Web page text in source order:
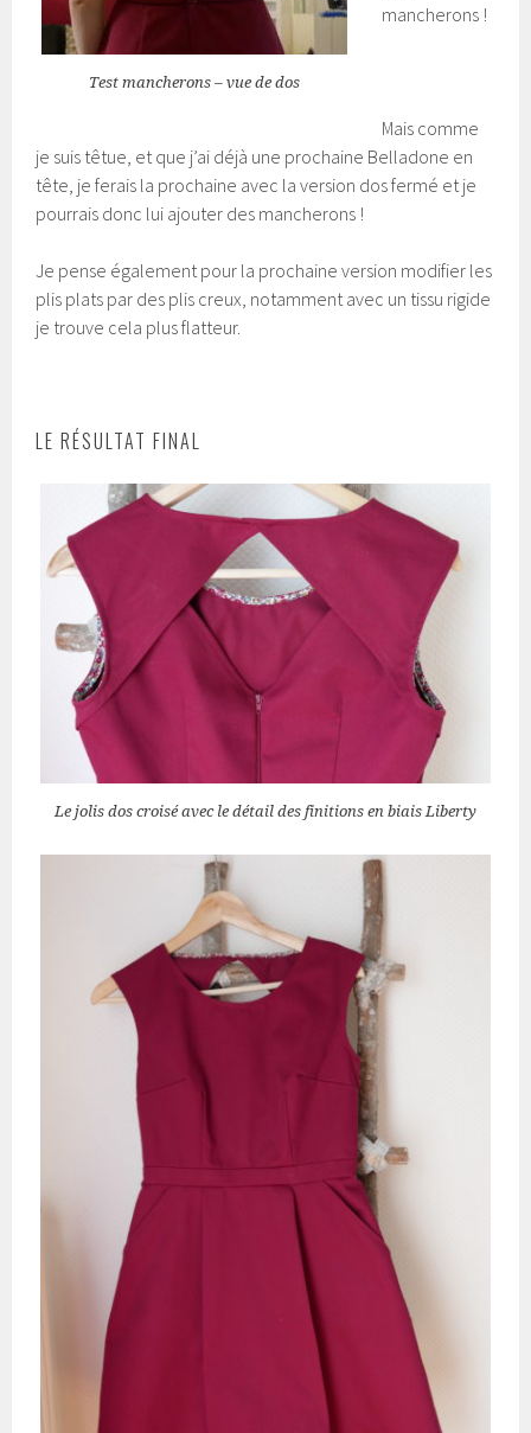
Test mancherons – vue de dos
mancherons !
Mais comme
je suis têtue, et que j’ai déjà une prochaine Belladone en
tête, je ferais la prochaine avec la version dos fermé et je
pourrais donc lui ajouter des mancherons !
Je pense également pour la prochaine version modifier les
plis plats par des plis creux, notamment avec un tissu rigide
je trouve cela plus flatteur.
LE RÉSULTAT FINAL
Le jolis dos croisé avec le détail des finitions en biais Liberty